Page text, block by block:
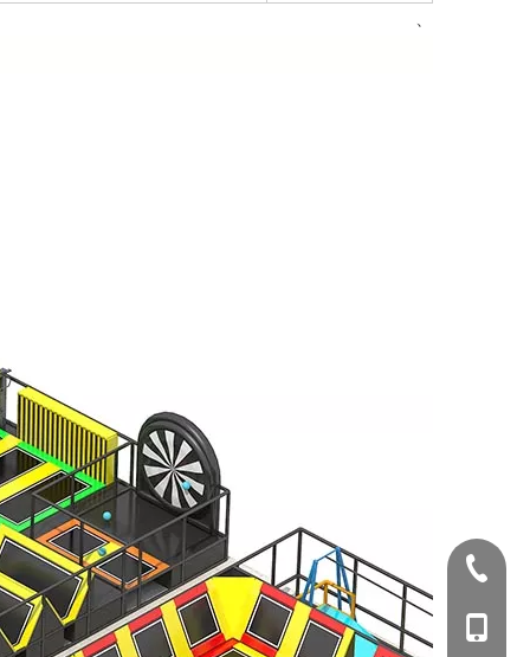
、
+86-577-
+86-